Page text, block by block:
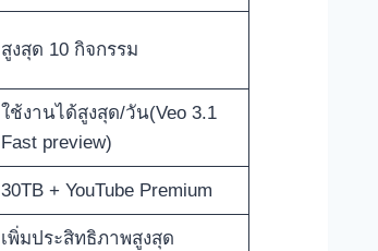
สูงสุด 10 กิจกรรม
ใช้งานได้สูงสุด/วัน(Veo 3.1
Fast preview)
30TB + YouTube Premium
เพิ่มประสิทธิภาพสูงสุด